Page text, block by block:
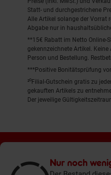
Nur noch
Statt- und durchgestrichene
Alle Artikel solange der Vorrat
Abgabe nur in
**15€ Rabatt im Netto Online-
gekennzeichnete Artikel.
Person und Bestellung.
***Positive Bonitätsprüfung
²⁰Filial-Gutschein gratis zu
gekauften Artikels zu
Der jeweilige